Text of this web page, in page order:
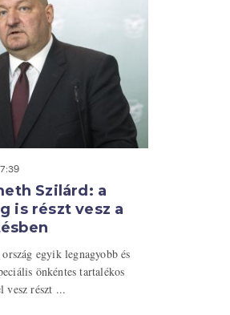
Szilárd: a
is részt vesz a
egyik legnagyobb és
önkéntes tartalékos
vesz részt ...